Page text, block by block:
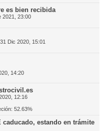
es bien recibida
2021, 23:00
31 Dic 2020, 15:01
14:20
12:16
52.63%
caducado, estando en trámite